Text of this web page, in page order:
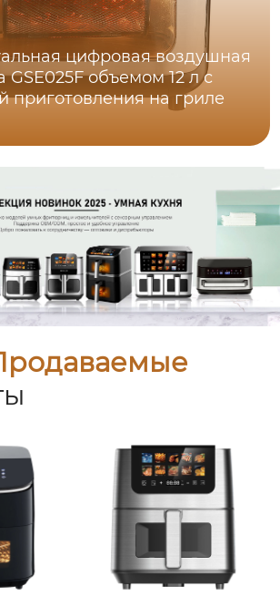
цифровая воздушная
GSE025F объемом 12 л с
приготовления на гриле